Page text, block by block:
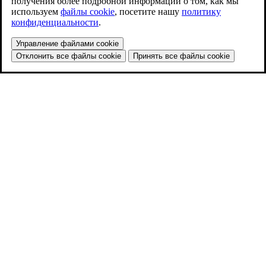
используем файлы cookie, посетите нашу политику
конфиденциальности.
Управление файлами cookie
Отклонить все файлы cookie
Принять все файлы cookie